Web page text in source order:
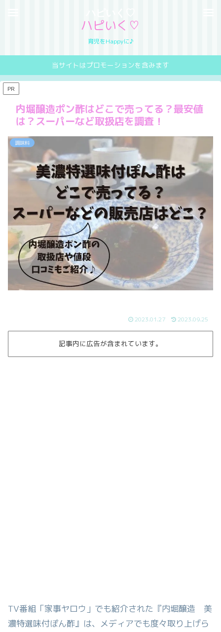
ハピいく♡
育児をHappyに♪
当サイトはプロモーションを含みます
PR
内堀醸造ポン酢はどこで売ってる？最安値
は？スーパーなど取扱店を調査！
調味料
2023.01.27 2023.09.25
記事内に広告が含まれています。
TV番組「家事ヤロウ」でも紹介された『内堀醸造 美
濃特選味付ぽん酢』は、メディアでも度々取り上げら